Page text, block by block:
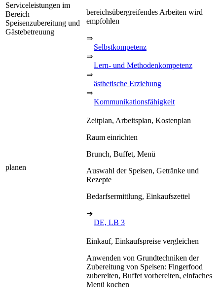
Serviceleistungen im
Bereich
Speisenzubereitung und
Gästebetreuung
bereichsübergreifendes Arbeiten wird
empfohlen
⇒
Selbstkompetenz
⇒
Lern- und Methodenkompetenz
⇒
ästhetische Erziehung
⇒
Kommunikationsfähigkeit
planen
Zeitplan, Arbeitsplan, Kostenplan
Raum einrichten
Brunch, Buffet, Menü
Auswahl der Speisen, Getränke und
Rezepte
Bedarfsermittlung, Einkaufszettel
➔
DE, LB 3
Einkauf, Einkaufspreise vergleichen
Anwenden von Grundtechniken der
Zubereitung von Speisen: Fingerfood
zubereiten, Buffet vorbereiten, einfaches
Menü kochen